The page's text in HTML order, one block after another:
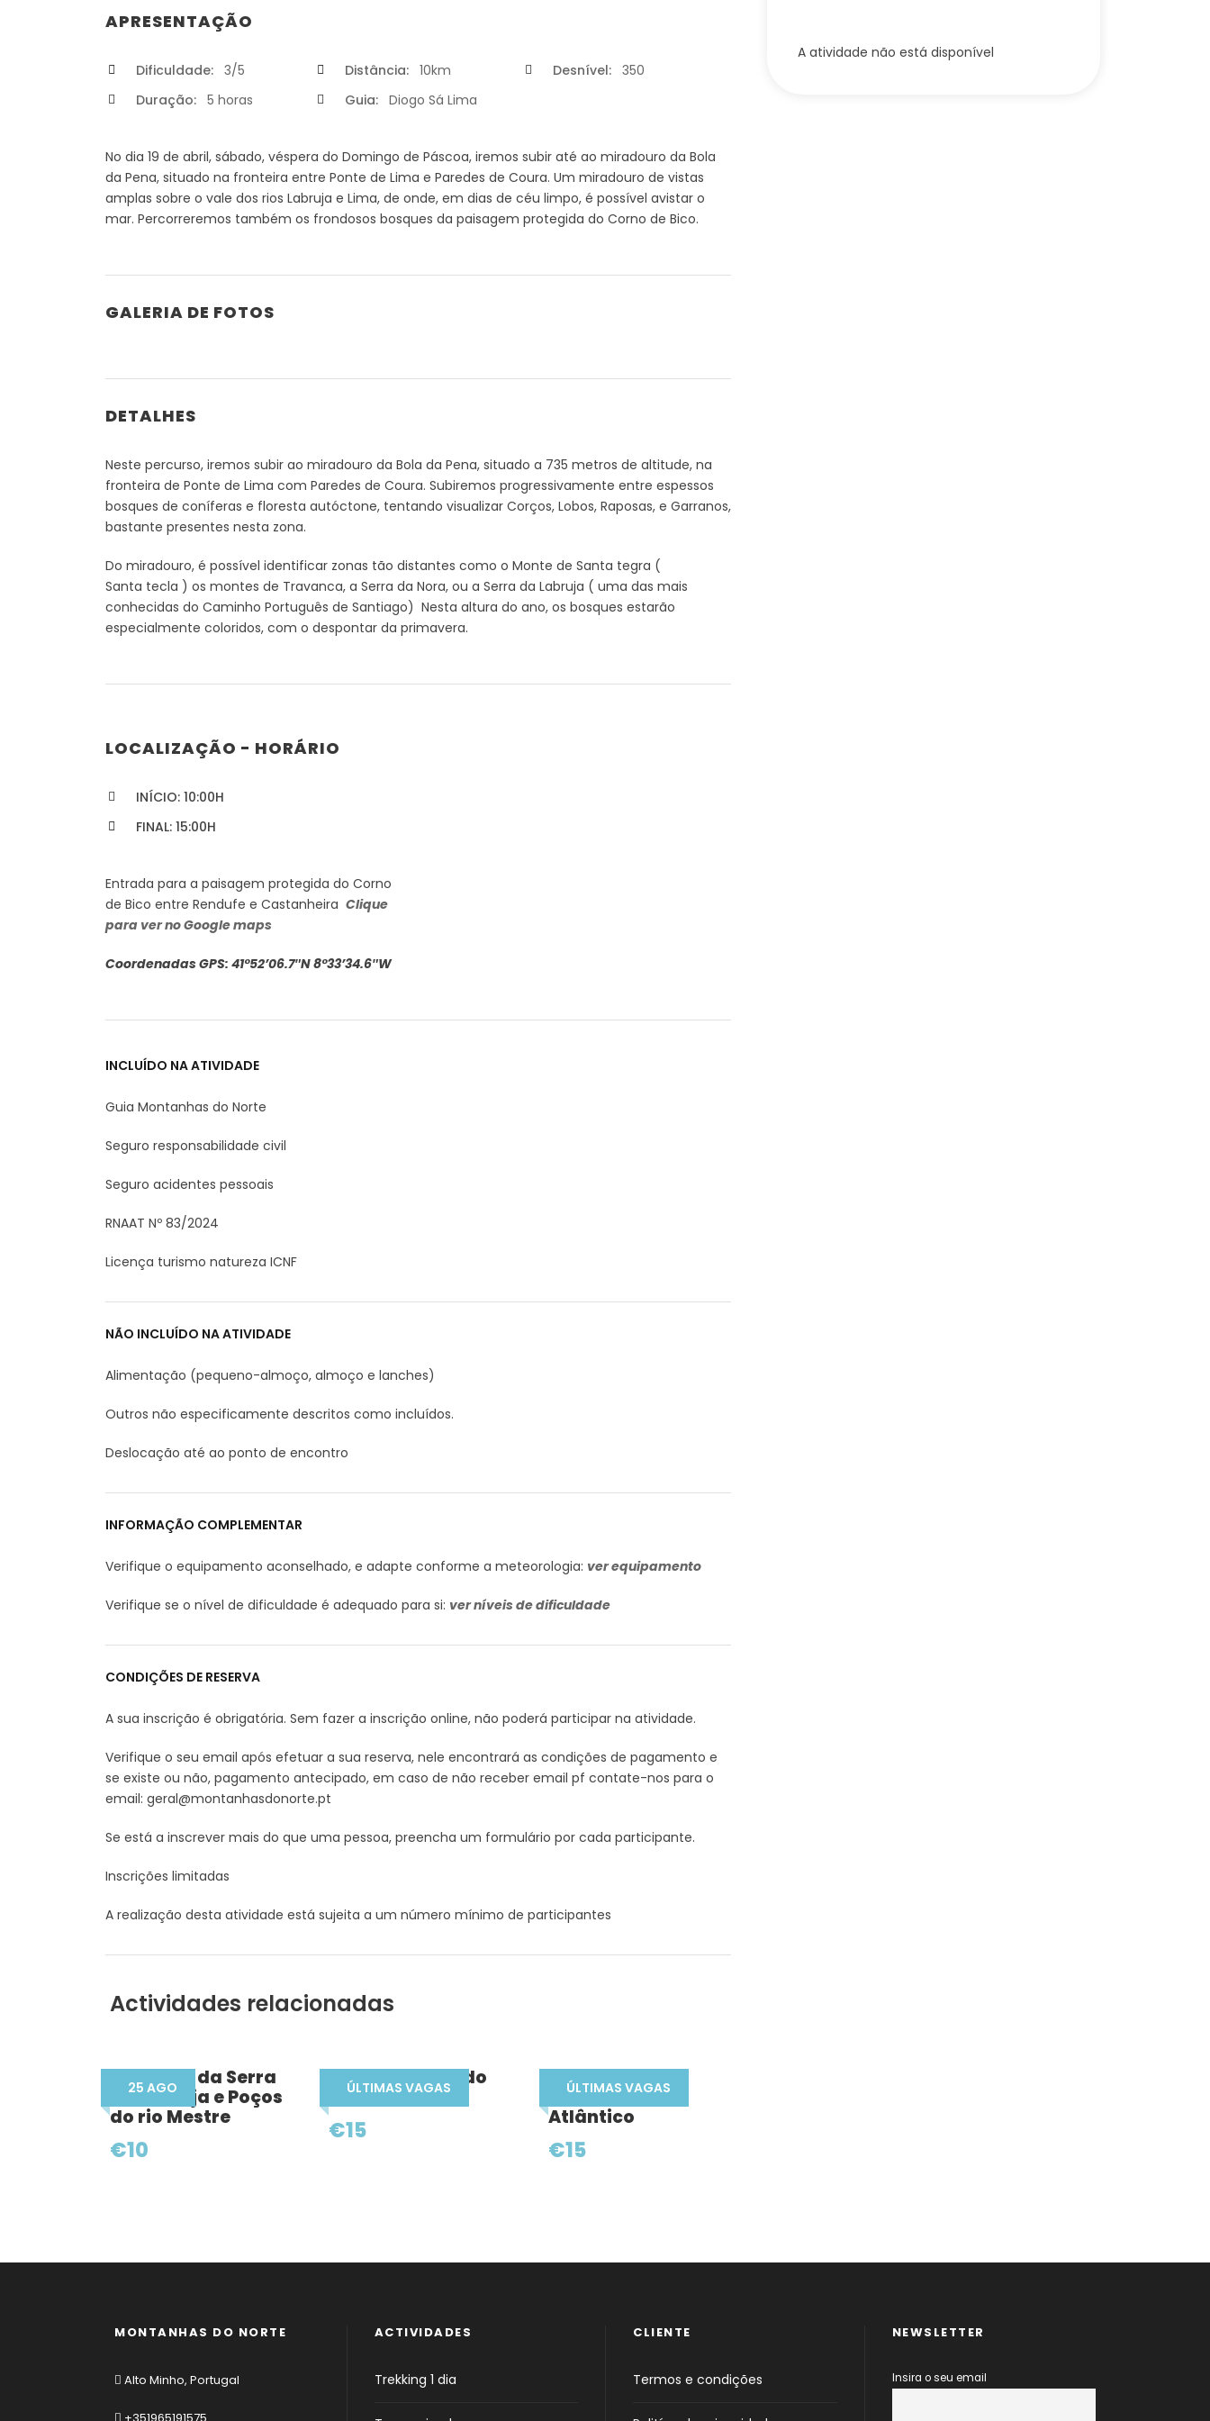
A atividade não está disponível
APRESENTAÇÃO
Dificuldade: 3/5 Distância: 10km Desnível:
350
Duração: 5 horas Guia: Diogo Sá Lima
No dia 19 de abril, sábado, véspera do Domingo de Páscoa, iremos subir até ao miradouro da Bola
da Pena, situado na fronteira entre Ponte de Lima e Paredes de Coura. Um miradouro de vistas
amplas sobre o vale dos rios Labruja e Lima, de onde, em dias de céu limpo, é possível avistar o
mar. Percorreremos também os frondosos bosques da paisagem protegida do Corno de Bico.
GALERIA DE FOTOS
DETALHES
Neste percurso, iremos subir ao miradouro da Bola da Pena, situado a 735 metros de altitude, na
fronteira de Ponte de Lima com Paredes de Coura. Subiremos progressivamente entre espessos
bosques de coníferas e floresta autóctone, tentando visualizar Corços, Lobos, Raposas, e Garranos,
bastante presentes nesta zona.
Do miradouro, é possível identificar zonas tão distantes como o Monte de Santa tegra (
Santa tecla ) os montes de Travanca, a Serra da Nora, ou a Serra da Labruja ( uma das mais
conhecidas do Caminho Português de Santiago) Nesta altura do ano, os bosques estarão
especialmente coloridos, com o despontar da primavera.
LOCALIZAÇÃO - HORÁRIO
INÍCIO: 10:00H
FINAL: 15:00H
Entrada para a paisagem protegida do Corno
de Bico entre Rendufe e Castanheira Clique
para ver no Google maps
Coordenadas GPS: 41°52’06.7″N 8°33’34.6″W
INCLUÍDO NA ATIVIDADE
Guia Montanhas do Norte
Seguro responsabilidade civil
Seguro acidentes pessoais
RNAAT Nº 83/2024
Licença turismo natureza ICNF
NÃO INCLUÍDO NA ATIVIDADE
Alimentação (pequeno-almoço, almoço e lanches)
Outros não especificamente descritos como incluídos.
Deslocação até ao ponto de encontro
INFORMAÇÃO COMPLEMENTAR
Verifique o equipamento aconselhado, e adapte conforme a meteorologia: ver equipamento
Verifique se o nível de dificuldade é adequado para si: ver níveis de dificuldade
CONDIÇÕES DE RESERVA
A sua inscrição é obrigatória. Sem fazer a inscrição online, não poderá participar na atividade.
Verifique o seu email após efetuar a sua reserva, nele encontrará as condições de pagamento e
se existe ou não, pagamento antecipado, em caso de não receber email pf contate-nos para o
email: geral@montanhasdonorte.pt
Se está a inscrever mais do que uma pessoa, preencha um formulário por cada participante.
Inscrições limitadas
A realização desta atividade está sujeita a um número mínimo de participantes
Actividades relacionadas
25 AGO
Encostas da Serra
da Labruja e Poços
do rio Mestre
€10
ÚLTIMAS VAGAS
Rios e levadas do
Marão
€15
ÚLTIMAS VAGAS
Rota dos
miradouros do
Atlântico
€15
MONTANHAS DO NORTE
Alto Minho, Portugal
ACTIVIDADES
Trekking 1 dia
CLIENTE
Termos e condições
NEWSLETTER
Insira o seu email